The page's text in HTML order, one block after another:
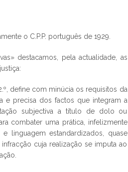
o C.P.P. português de 1929.
destacamos, pela actualidade, as
define com minúcia os requisitos da
e precisa dos factos que integram a
subjectiva a título de dolo ou
combater uma prática, infelizmente
linguagem estandardizados, quase
cuja realização se imputa ao